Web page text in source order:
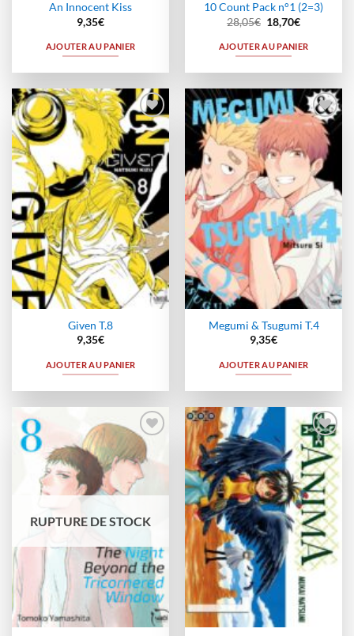
An Innocent Kiss
9,35€
AJOUTER AU PANIER
10 Count Pack n°1 (2=3)
28,05€ Le
prix
initial
était :
18,70€Le
actuel
est :
AJOUTER AU PANIER
Ajouter
à la
Given T.8
9,35€
AJOUTER AU PANIER
Ajouter
wishlist
Megumi & Tsugumi T.4
9,35€
AJOUTER AU PANIER
Ajouter
à la
wishlist
RUPTURE DE STOCK
Ajouter
à la
wishlist